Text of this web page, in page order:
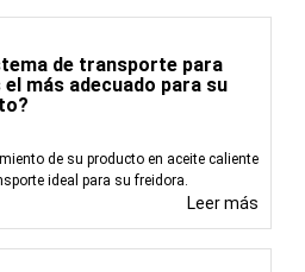
de transporte para
más adecuado para su
de su producto en aceite caliente
ideal para su freidora.
Leer más